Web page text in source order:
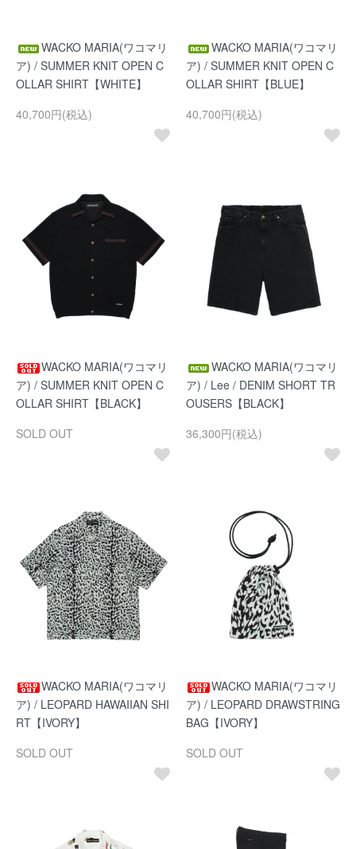
WACKO MARIA(ワコマリ
ア) / SUMMER KNIT OPEN C
OLLAR SHIRT【WHITE】
40,700円(税込)
WACKO MARIA(ワコマリ
ア) / SUMMER KNIT OPEN C
OLLAR SHIRT【BLUE】
40,700円(税込)
WACKO MARIA(ワコマリ
ア) / SUMMER KNIT OPEN C
OLLAR SHIRT【BLACK】
SOLD OUT
WACKO MARIA(ワコマリ
ア) / Lee / DENIM SHORT TR
OUSERS【BLACK】
36,300円(税込)
WACKO MARIA(ワコマリ
ア) / LEOPARD HAWAIIAN SHI
RT【IVORY】
SOLD OUT
WACKO MARIA(ワコマリ
ア) / LEOPARD DRAWSTRING
BAG【IVORY】
SOLD OUT